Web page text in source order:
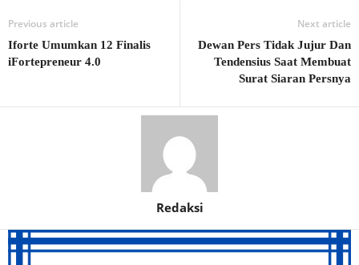
Previous article
Iforte Umumkan 12 Finalis
iFortepreneur 4.0
Next article
Dewan Pers Tidak Jujur Dan
Tendensius Saat Membuat
Surat Siaran Persnya
Redaksi